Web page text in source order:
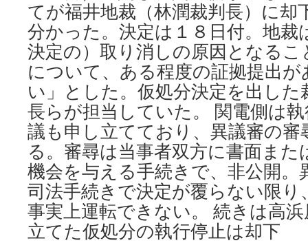
てが福井地裁（林潤裁判長）に
分かった。決定は１８日付。地裁
決定の）取り消しの原因となる
について、ある程度の証拠提出
い」とした。仮処分決定を出し
長らが担当していた。 関電側は
議も申し立てており、異議審の
る。審尋は当事者双方に書面また
機会を与える手続きで、非公開。
司法手続きで決定が覆らない限り
事実上運転できない。 続きは高
立てた仮処分の執行停止は却下